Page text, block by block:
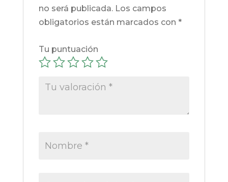
no será publicada. Los campos
obligatorios están marcados con *
Tu puntuación